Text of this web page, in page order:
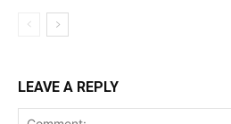
LEAVE A REPLY